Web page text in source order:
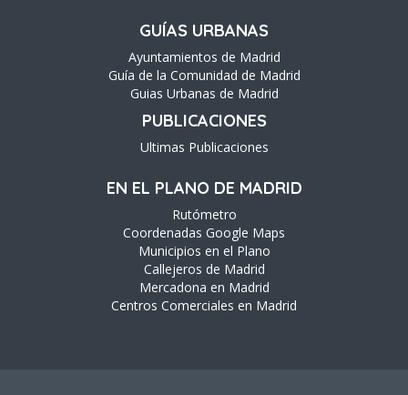
GUÍAS URBANAS
Ayuntamientos de Madrid
Guía de la Comunidad de Madrid
Guias Urbanas de Madrid
PUBLICACIONES
Ultimas Publicaciones
EN EL PLANO DE MADRID
Rutómetro
Coordenadas Google Maps
Municipios en el Plano
Callejeros de Madrid
Mercadona en Madrid
Centros Comerciales en Madrid